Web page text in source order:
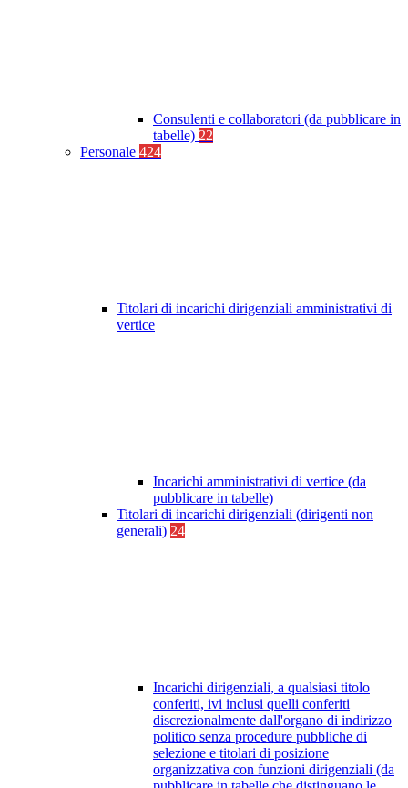
Consulenti e collaboratori (da pubblicare in
tabelle) 22
Personale 424
Titolari di incarichi dirigenziali amministrativi di
vertice
Incarichi amministrativi di vertice (da
pubblicare in tabelle)
Titolari di incarichi dirigenziali (dirigenti non
generali) 24
Incarichi dirigenziali, a qualsiasi titolo
conferiti, ivi inclusi quelli conferiti
discrezionalmente dall'organo di indirizzo
politico senza procedure pubbliche di
selezione e titolari di posizione
organizzativa con funzioni dirigenziali (da